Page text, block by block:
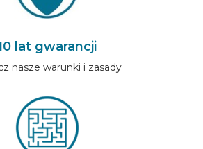
lat gwarancji
nasze warunki i zasady